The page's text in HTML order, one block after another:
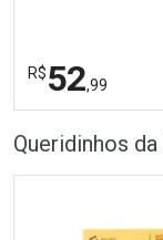
R$52,99
Queridinhos